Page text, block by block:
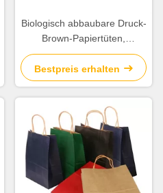
Biologisch abbaubare Druck-
Brown-Papiertüten,
Kraftpapier-Geschenk sackt
hohe Haltbarkeit ein
Bestpreis erhalten